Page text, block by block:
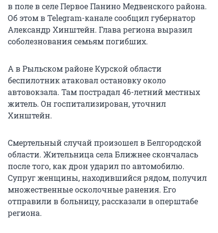
в поле в селе Первое Панино Медвенского района.
Об этом в Telegram-канале сообщил губернатор
Александр Хинштейн. Глава региона выразил
соболезнования семьям погибших.
А в Рыльском районе Курской области
беспилотник атаковал остановку около
автовокзала. Там пострадал 46-летний местных
житель. Он госпитализирован, уточнил
Хинштейн.
Смертельный случай произошел в Белгородской
области. Жительница села Ближнее скончалась
после того, как дрон ударил по автомобилю.
Супруг женщины, находившийся рядом, получил
множественные осколочные ранения. Его
отправили в больницу, рассказали в оперштабе
региона.